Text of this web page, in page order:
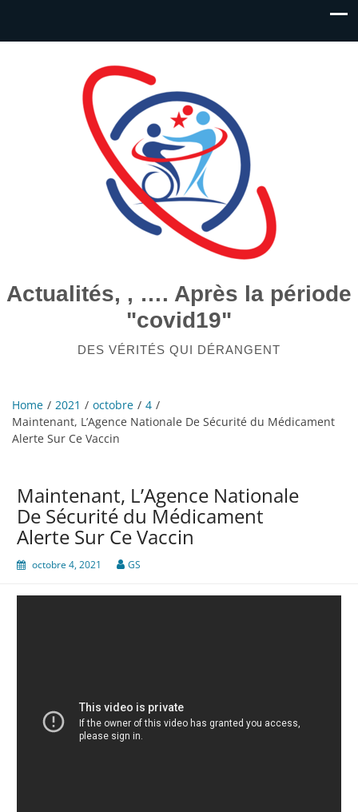
Actualités, , …. Après la période
"covid19"
DES VÉRITÉS QUI DÉRANGENT
Home 2021 octobre
4
Maintenant, L’Agence Nationale De Sécurité du Médicament
Alerte Sur Ce Vaccin
Maintenant, L’Agence Nationale
De Sécurité du Médicament
Alerte Sur Ce Vaccin
octobre 4, 2021 GS